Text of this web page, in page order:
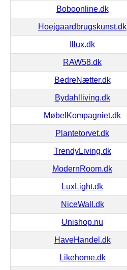
Boboonline.dk
Hoejgaardbrugskunst.dk
Illux.dk
RAW58.dk
BedreNætter.dk
Bydahlliving.dk
MøbelKompagniet.dk
Plantetorvet.dk
TrendyLiving.dk
ModernRoom.dk
LuxLight.dk
NiceWall.dk
Unishop.nu
HaveHandel.dk
Likehome.dk